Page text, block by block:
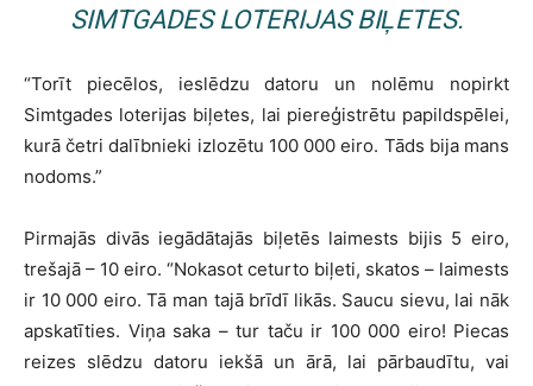
SIMTGADES LOTERIJAS BIĻETES.
“Torīt piecēlos, ieslēdzu datoru un nolēmu nopirkt
Simtgades loterijas biļetes, lai piereģistrētu papildspēlei,
kurā četri dalībnieki izlozētu 100 000 eiro. Tāds bija mans
nodoms.”
Pirmajās divās iegādātajās biļetēs laimests bijis 5 eiro,
trešajā – 10 eiro. “Nokasot ceturto biļeti, skatos – laimests
ir 10 000 eiro. Tā man tajā brīdī likās. Saucu sievu, lai nāk
apskatīties. Viņa saka – tur taču ir 100 000 eiro! Piecas
reizes slēdzu datoru iekšā un ārā, lai pārbaudītu, vai